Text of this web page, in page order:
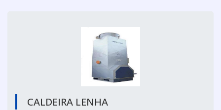
CALDEIRA LENHA